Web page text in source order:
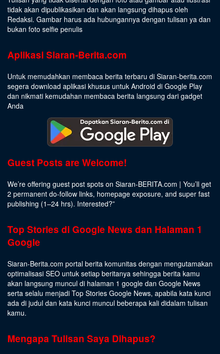
tidak akan dipublikasikan dan akan langsung dihapus oleh
Redaksi. Gambar harus ada hubungannya dengan tulisan ya dan
bukan foto selfie penulis
Aplikasi Siaran-Berita.com
Untuk memudahkan membaca berita terbaru di Siaran-berita.com
segera download aplikasi khusus untuk Android di Google Play
dan nikmati kemudahan membaca berita langsung dari gadget
Anda
Guest Posts are Welcome!
We’re offering guest post spots on Siaran-BERITA.com | You’ll get
2 permanent do-follow links, homepage exposure, and super fast
publishing (1–24 hrs). Interested?”
Top Stories di Google News dan Halaman 1
Google
Siaran-Berita.com portal berita komunitas dengan mengutamakan
optimalisasi SEO untuk setiap beritanya sehingga berita kamu
akan langsung muncul di halaman 1 google dan Google News
serta selalu menjadi Top Stories Google News, apabila kata kunci
ada di judul dan kata kunci muncul beberapa kali didalam tulisan
kamu.
Mengapa Tulisan Saya Dihapus?